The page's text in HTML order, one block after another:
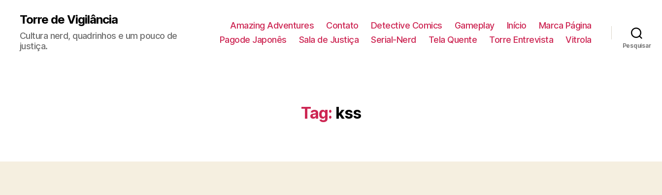
Torre de Vigilância
Cultura nerd, quadrinhos e um pouco de
justiça.
Amazing Adventures Contato Detective Comics Gameplay Início
Marca Página
Pagode Japonês
Sala de Justiça Serial-Nerd Tela Quente Torre Entrevista Vitrola
Pesquisar
Tag: kss